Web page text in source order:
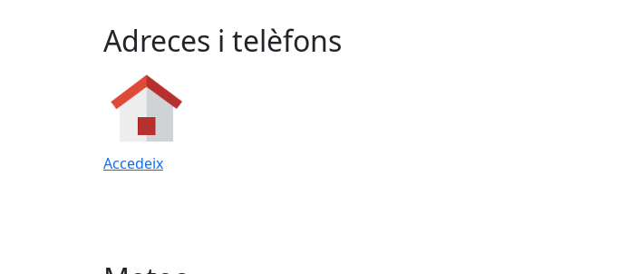
Adreces i telèfons
Accedeix